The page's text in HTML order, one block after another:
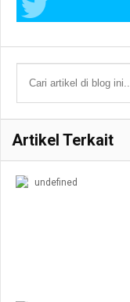
Artikel Terkait
undefined